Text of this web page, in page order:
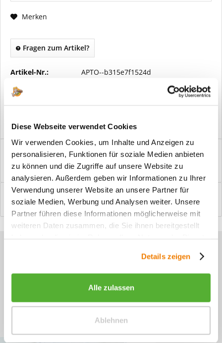
Diese Webseite verwendet Cookies
Wir verwenden Cookies, um Inhalte und Anzeigen zu
personalisieren, Funktionen für soziale Medien anbieten
zu können und die Zugriffe auf unsere Website zu
analysieren. Außerdem geben wir Informationen zu Ihrer
Verwendung unserer Website an unsere Partner für
soziale Medien, Werbung und Analysen weiter. Unsere
Partner führen diese Informationen möglicherweise mit
weiteren Daten zusammen, die Sie ihnen bereitgestellt
Details zeigen
Alle zulassen
Ablehnen
Merken
Fragen zum Artikel?
Artikel-Nr.: APTO--b315e7f1524d
Vorteile
Windfangelemente online am Bildschirm konfigurieren und
einbaufertig bestellen. In wenigen...
Bewertungen
0
Bewertungen lesen, schreiben und diskutieren...mehr
Sie haben Fragen zu unseren
+49 (0)4244 965 34 04
Mo - Do, 09:00 - 16:00 Uhr
und Fr, 09:00 - 13:00 Uhr